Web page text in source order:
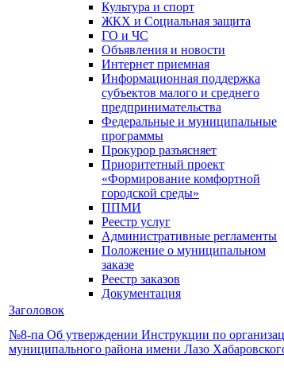
Культура и спорт
ЖКХ и Социальная защита
ГО и ЧС
Объявления и новости
Интернет приемная
Информационная поддержка
субъектов малого и среднего
предпринимательства
Федеральные и муниципальные
программы
Прокурор разъясняет
Приоритетный проект
«Формирование комфортной
городской среды»
ППМИ
Реестр услуг
Административные регламенты
Положение о муниципальном
заказе
Реестр заказов
Документация
Заголовок
№8-па Об утверждении Инструкции по
муниципального района имени Лазо